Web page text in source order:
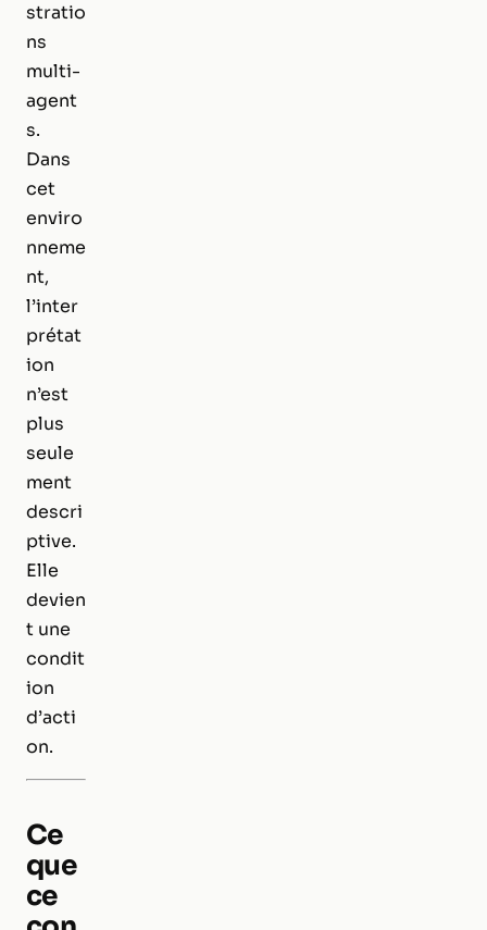
stratio
ns
multi-
agent
s.
Dans
cet
enviro
nneme
nt,
l’inter
prétat
ion
n’est
plus
seule
ment
descri
ptive.
Elle
devien
t une
condit
ion
d’acti
on.
Ce
que
ce